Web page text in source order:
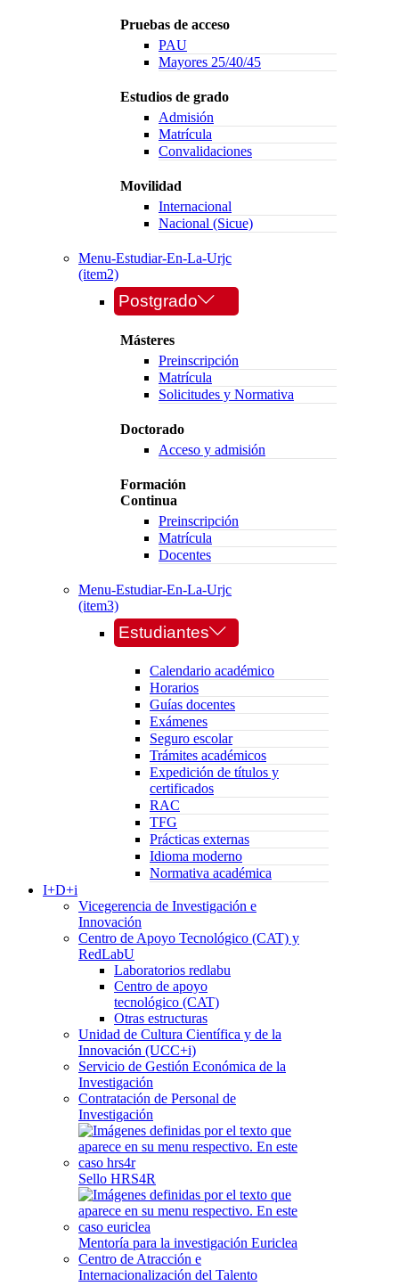
Pruebas de acceso
PAU
Mayores 25/40/45
Estudios de grado
Admisión
Matrícula
Convalidaciones
Movilidad
Internacional
Nacional (Sicue)
Menu-Estudiar-En-La-Urjc
(item2)
Postgrado
Másteres
Preinscripción
Matrícula
Solicitudes y Normativa
Doctorado
Acceso y admisión
Formación
Continua
Preinscripción
Matrícula
Docentes
Menu-Estudiar-En-La-Urjc
(item3)
Estudiantes
Calendario académico
Horarios
Guías docentes
Exámenes
Seguro escolar
Trámites académicos
Expedición de títulos y
certificados
RAC
TFG
Prácticas externas
Idioma moderno
Normativa académica
I+D+i
Vicegerencia de Investigación e
Innovación
Centro de Apoyo Tecnológico (CAT) y
RedLabU
Laboratorios redlabu
Centro de apoyo
tecnológico (CAT)
Otras estructuras
Unidad de Cultura Científica y de la
Innovación (UCC+i)
Servicio de Gestión Económica de la
Investigación
Contratación de Personal de
Investigación
Sello HRS4R
Mentoría para la investigación Euriclea
Centro de Atracción e
Internacionalización del Talento